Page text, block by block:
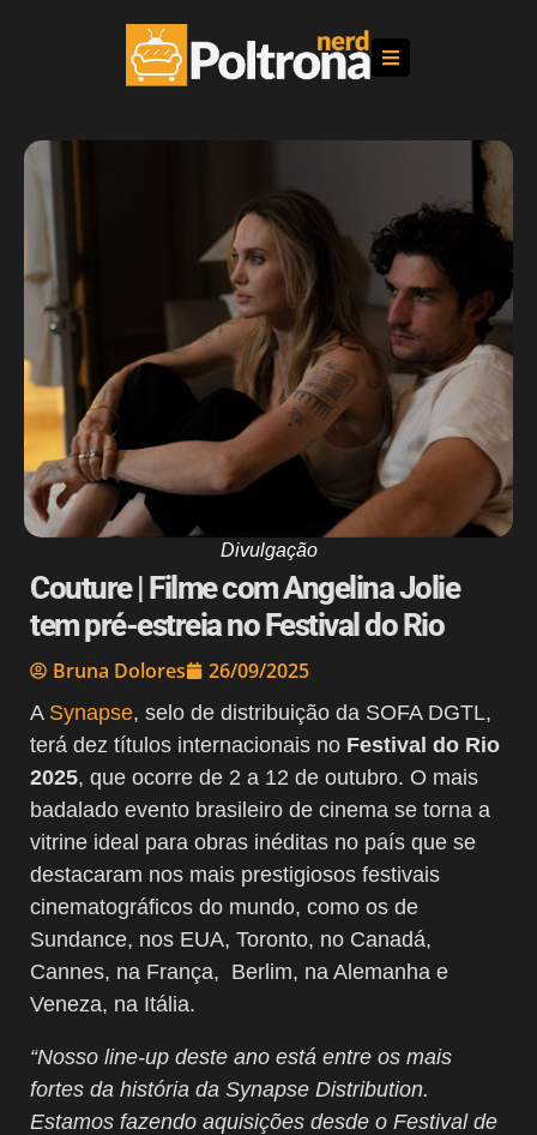
Divulgação
Couture | Filme com Angelina Jolie
tem pré-estreia no Festival do Rio
Bruna Dolores 26/09/2025
A Synapse, selo de distribuição da SOFA DGTL,
terá dez títulos internacionais no Festival do Rio
2025, que ocorre de 2 a 12 de outubro. O mais
badalado evento brasileiro de cinema se torna a
vitrine ideal para obras inéditas no país que se
destacaram nos mais prestigiosos festivais
cinematográficos do mundo, como os de
Sundance, nos EUA, Toronto, no Canadá,
Cannes, na França, Berlim, na Alemanha e
Veneza, na Itália.
“Nosso line-up deste ano está entre os mais
fortes da história da Synapse Distribution.
Estamos fazendo aquisições desde o Festival de